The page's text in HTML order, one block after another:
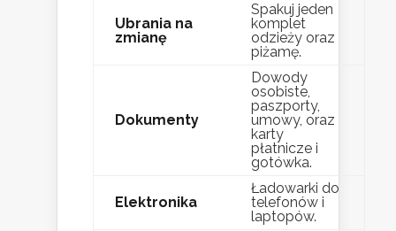
Ubrania na
zmianę
Spakuj jeden
komplet
odzieży oraz
piżamę.
Dokumenty
Dowody
osobiste,
paszporty,
umowy, oraz
karty
płatnicze i
gotówka.
Elektronika
Ładowarki do
telefonów i
laptopów.